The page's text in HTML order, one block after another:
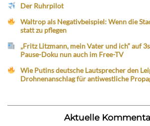
Der Ruhrpilot
Waltrop als Negativbeispiel: Wenn die
statt zu pflegen
„Fritz Litzmann, mein Vater und ich“ auf
Pause-Doku nun auch im Free-TV
Wie Putins deutsche Lautsprecher den
Drohnenanschlag für antiwestliche
Aktuelle